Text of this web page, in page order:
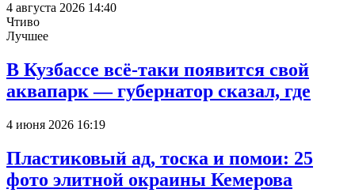
4 августа 2026 14:40
Чтиво
Лучшее
В Кузбассе всё-таки появится свой
аквапарк — губернатор сказал, где
4 июня 2026 16:19
Пластиковый ад, тоска и помои: 25
фото элитной окраины Кемерова